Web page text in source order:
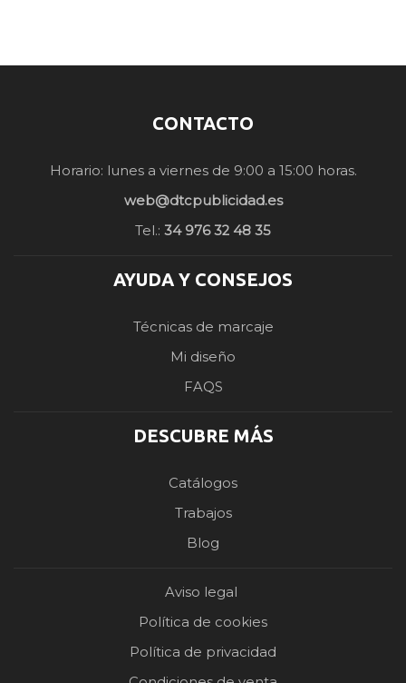
CONTACTO
Horario: lunes a viernes de 9:00 a 15:00 horas.
web@dtcpublicidad.es
Tel.: 34 976 32 48 35
AYUDA Y CONSEJOS
Técnicas de marcaje
Mi diseño
FAQS
DESCUBRE MÁS
Catálogos
Trabajos
Blog
Aviso legal
Política de cookies
Política de privacidad